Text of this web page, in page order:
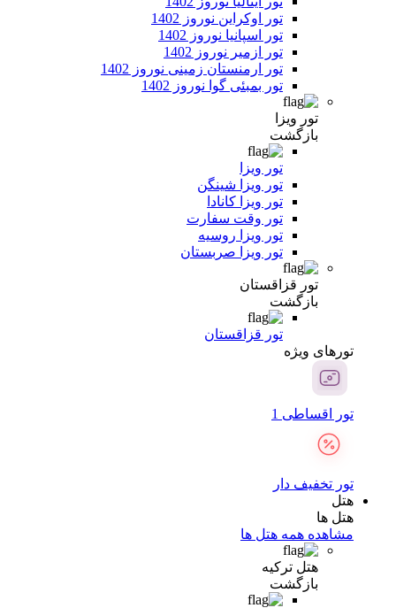
تور اوکراین نوروز 1402
تور اسپانیا نوروز 1402
تور ازمیر نوروز 1402
تور ارمنستان زمینی نوروز 1402
تور بمبئی گوا نوروز 1402
تور ویزا
بازگشت
تور ویزا
تور ویزا شینگن
تور ویزا کانادا
تور وقت سفارت
تور ویزا روسیه
تور ویزا صربستان
تور قزاقستان
بازگشت
تور قزاقستان
تور‌های ویژه
تور اقساطی 1
تور تخفیف دار
هتل
هتل ها
مشاهده همه هتل ها
هتل ترکیه
بازگشت